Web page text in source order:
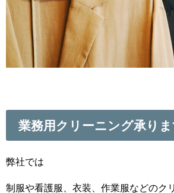
業務用クリーニング承り
弊社では
制服や看護服、衣装、作業服などのク